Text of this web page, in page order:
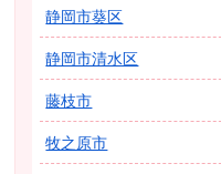
静岡市葵区
静岡市清水区
藤枝市
牧之原市